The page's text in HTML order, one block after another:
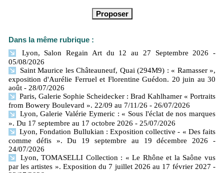
Dans la même rubrique :
Lyon, Salon Regain Art du 12 au 27 Septembre 2026
-
05/08/2026
Saint Maurice les Châteauneuf, Quai (294M9) : « Ramasser »,
exposition d'Aurélie Ferruel et Florentine Guédon. 20 juin au 30
août - 28/07/2026
Paris, Galerie Sophie Scheidecker : Brad Kahlhamer « Portraits
from Bowery Boulevard ». 22/09 au 7/11/26 - 26/07/2026
Lyon, Galerie Valérie Eymeric : « Sous l'éclat de nos marques
». Du 17 septembre au 17 octobre 2026 - 25/07/2026
Lyon, Fondation Bullukian : Exposition collective - « Des faits
comme défis ». Du 19 septembre au 19 décembre 2026
-
24/07/2026
Lyon, TOMASELLI Collection : « Le Rhône et la Saône vus
par les artistes ». Exposition du 7 juillet 2026 au 17 février 2027 -